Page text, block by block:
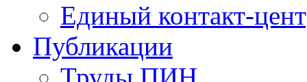
Единый контакт-
Публикации